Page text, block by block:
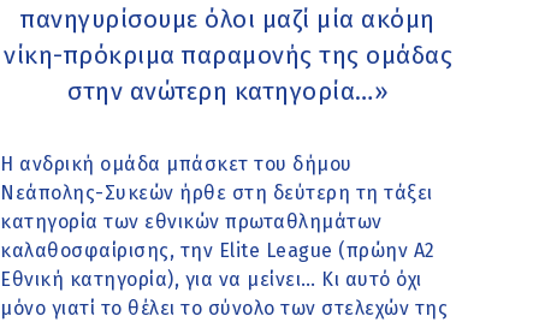
πανηγυρίσουμε όλοι μαζί μία ακόμη
νίκη-πρόκριμα παραμονής της ομάδας
στην ανώτερη κατηγορία…»
Η ανδρική ομάδα μπάσκετ του δήμου
Νεάπολης-Συκεών ήρθε στη δεύτερη τη τάξει
κατηγορία των εθνικών πρωταθλημάτων
καλαθοσφαίρισης, την Elite League (πρώην Α2
Εθνική κατηγορία), για να μείνει… Κι αυτό όχι
μόνο γιατί το θέλει το σύνολο των στελεχών της